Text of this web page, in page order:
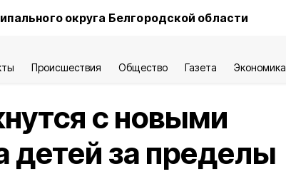
округа Белгородской области
Происшествия Общество Газета Экономика
с новыми
детей за пределы